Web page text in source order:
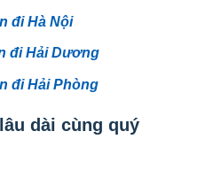
đi Hà Nội
đi Hải Dương
đi Hải Phòng
dài cùng quý